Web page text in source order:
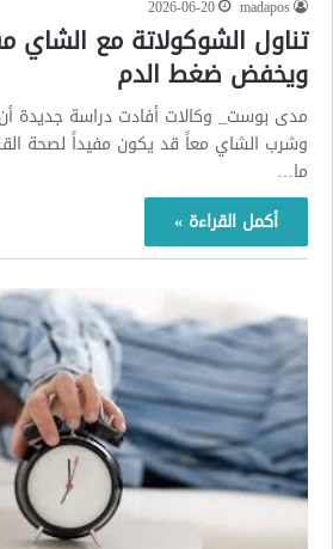
madapos
2026-06-20
تناول الشوكولاتة مع الشاي
ويخفض ضغط الدم
مدى بوست_ وكالات أفادت دراسة جديدة أن
وشرب الشاي معاً قد يكون مفيداً لصحة
ما…
أكمل القراءة »